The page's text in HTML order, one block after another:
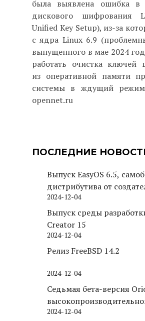
была выявлена ошибка в
дискового шифрования
Unified Key Setup), из-за
с ядра Linux 6.9
выпущенного в мае 2024
работать очистка ключей
из оперативной памяти
системы в ждущий
opennet.ru
ПОСЛЕДНИЕ
Выпуск EasyOS 6.5,
дистрибутива от
Puppy Linux
2024-12-04
Выпуск среды
Creator 15
2024-12-04
Релиз FreeBSD 14.2
2024-12-04
Седьмая бета-версия
движка хранения для
2024-12-04